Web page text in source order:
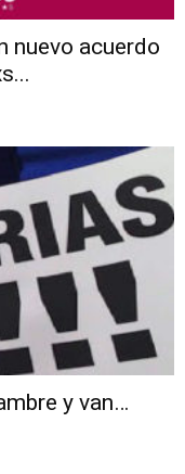
nuevo acuerdo
y van…